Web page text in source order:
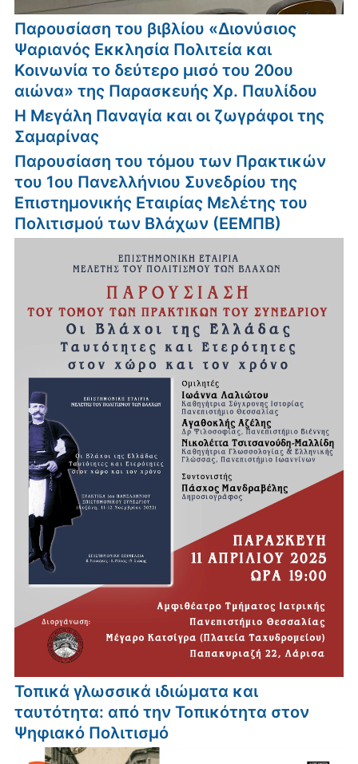
Παρουσίαση του βιβλίου «Διονύσιος
Ψαριανός Εκκλησία Πολιτεία και
Κοινωνία το δεύτερο μισό του 20ου
αιώνα» της Παρασκευής Χρ. Παυλίδου
Η Μεγάλη Παναγία και οι ζωγράφοι της
Σαμαρίνας
Παρουσίαση του τόμου των Πρακτικών
του 1ου Πανελλήνιου Συνεδρίου της
Επιστημονικής Εταιρίας Μελέτης του
Πολιτισμού των Βλάχων (ΕΕΜΠΒ)
Τοπικά γλωσσικά ιδιώματα και
ταυτότητα: από την Τοπικότητα στον
Ψηφιακό Πολιτισμό